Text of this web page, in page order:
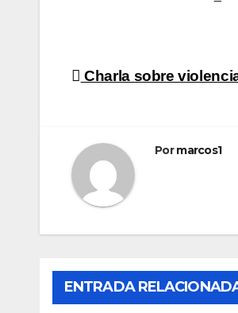
Navegación
entradas
Charla sobre
Pormarcos1
ENTRADA